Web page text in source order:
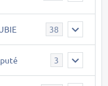
38
3